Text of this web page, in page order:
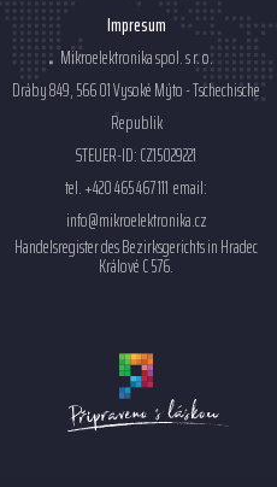
Impresum
Mikroelektronika spol. s r. o.
Dráby 849, 566 01 Vysoké Mýto - Tschechische
Republik
STEUER-ID: CZ15029221
tel. +420 465 467 111 email:
info@mikroelektronika.cz
Handelsregister des Bezirksgerichts in Hradec
Králové C 576.